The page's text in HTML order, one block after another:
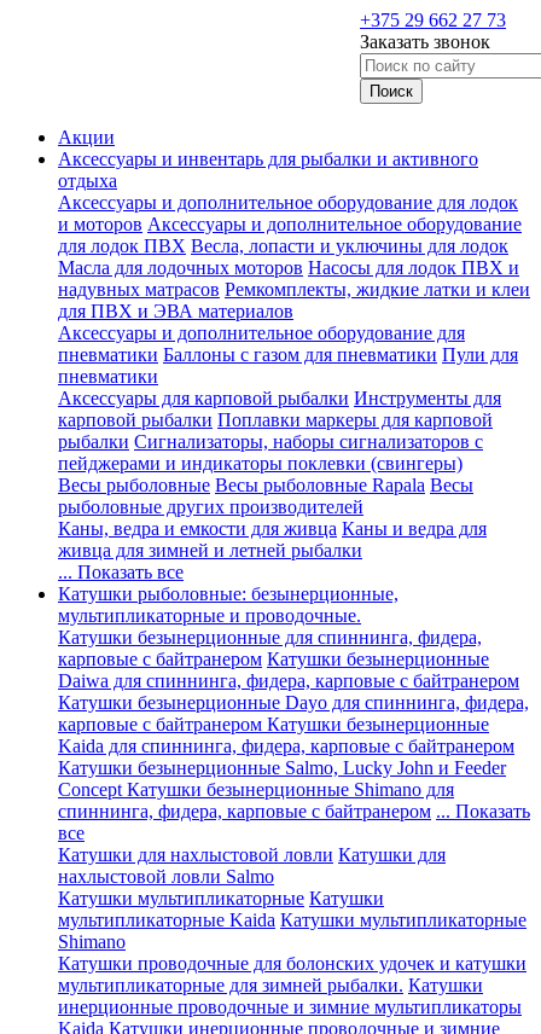
+375 29 662 27 73
Заказать звонок
Акции
Аксессуары и инвентарь для рыбалки и активного
отдыха
Аксессуары и дополнительное оборудование для лодок
и моторов Аксессуары и дополнительное оборудование
для лодок ПВХ Весла, лопасти и уключины для лодок
Масла для лодочных моторов Насосы для лодок ПВХ и
надувных матрасов Ремкомплекты, жидкие латки и клеи
для ПВХ и ЭВА материалов
Аксессуары и дополнительное оборудование для
пневматики Баллоны с газом для пневматики Пули для
пневматики
Аксессуары для карповой рыбалки Инструменты для
карповой рыбалки Поплавки маркеры для карповой
рыбалки Сигнализаторы, наборы сигнализаторов с
пейджерами и индикаторы поклевки (свингеры)
Весы рыболовные Весы рыболовные Rapala Весы
рыболовные других производителей
Каны, ведра и емкости для живца Каны и ведра для
живца для зимней и летней рыбалки
... Показать все
Катушки рыболовные: безынерционные,
мультипликаторные и проводочные.
Катушки безынерционные для спиннинга, фидера,
карповые с байтранером Катушки безынерционные
Daiwa для спиннинга, фидера, карповые с байтранером
Катушки безынерционные Dayo для спиннинга, фидера,
карповые с байтранером Катушки безынерционные
Kaida для спиннинга, фидера, карповые с байтранером
Катушки безынерционные Salmo, Lucky John и Feeder
Concept Катушки безынерционные Shimano для
спиннинга, фидера, карповые с байтранером ... Показать
все
Катушки для нахлыстовой ловли Катушки для
нахлыстовой ловли Salmo
Катушки мультипликаторные Катушки
мультипликаторные Kaida Катушки мультипликаторные
Shimano
Катушки проводочные для болонских удочек и катушки
мультипликаторные для зимней рыбалки. Катушки
инерционные проводочные и зимние мультипликаторы
Kaida Катушки инерционные проводочные и зимние